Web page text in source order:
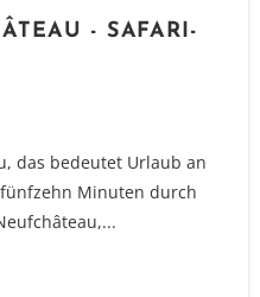
- SAFARI-
das bedeutet Urlaub an
Minuten durch